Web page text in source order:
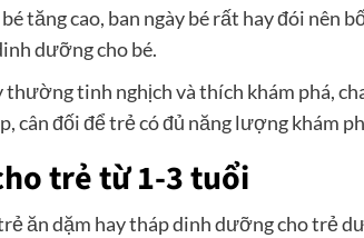
tăng cao, ban ngày bé rất hay đói nên
dưỡng cho bé.
tinh nghịch và thích khám phá,
cân đối để trẻ có đủ năng lượng khám
trẻ từ 1-3 tuổi
ăn dặm hay tháp dinh dưỡng cho trẻ